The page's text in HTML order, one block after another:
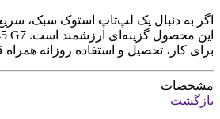
اگر به دنبال یک لپ‌تاپ استوک سبک،
برای کار، تحصیل و استفاده روزانه همراه
مشخصات
بازگشت